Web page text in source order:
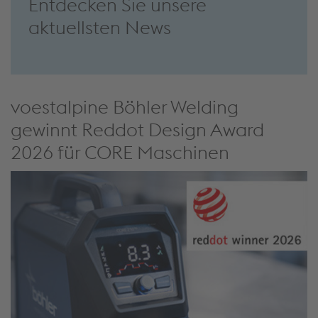
aktuellsten News
gewinnt Reddot Design Award
2026 für CORE Maschinen